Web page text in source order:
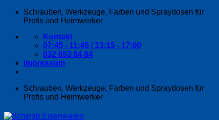
Zum
Schrauben, Werkzeuge, Farben und Spraydosen für
Profis und Heimwerker
Kontakt
07:45 - 11:45 / 13:15 - 17:00
032 653 84 84
Impressum
Schrauben, Werkzeuge, Farben und Spraydosen für
Profis und Heimwerker